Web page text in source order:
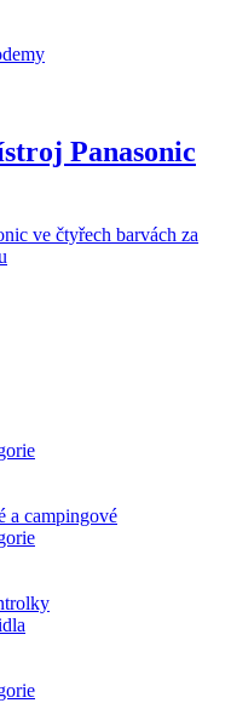
Panasonic
ve čtyřech barvách za
a campingové